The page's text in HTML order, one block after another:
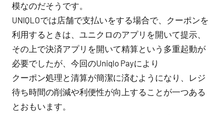
模なのだそうです。
UNIQLOでは店舗で支払いをする場合で、クーポンを
利用するときは、ユニクロのアプリを開いて提示、
その上で決済アプリを開いて精算という多重起動が
必要でしたが、今回のUniqlo Payにより
クーポン処理と清算が簡潔に済むようになり、レジ
待ち時間の削減や利便性が向上することが一つある
とおもいます。